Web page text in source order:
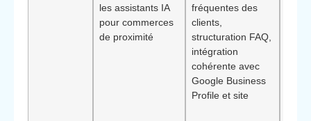
les assistants IA
pour commerces
de proximité
fréquentes des
clients,
structuration FAQ,
intégration
cohérente avec
Google Business
Profile et site